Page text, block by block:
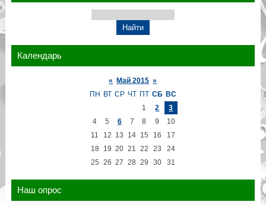
Календарь
« Май 2015 »
ПН ВТ СР ЧТ ПТ СБ ВС
1
2
3
4
5 6 7 8 9
10
11
12 13 14 15 16
17
18
19 20 21 22 23
24
25 26 27 28 29 30 31
Наш опрос